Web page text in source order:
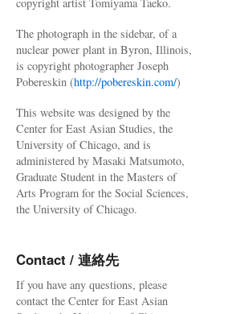
The photograph in the sidebar, of a
nuclear power plant in Byron, Illinois,
is copyright photographer Joseph
Pobereskin (http://pobereskin.com/)
This website was designed by the
Center for East Asian Studies, the
University of Chicago, and is
administered by Masaki Matsumoto,
Graduate Student in the Masters of
Arts Program for the Social Sciences,
the University of Chicago.
Contact / 連絡先
If you have any questions, please
contact the Center for East Asian